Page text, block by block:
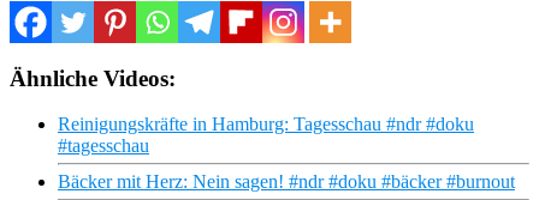
Ähnliche Videos:
Reinigungskräfte in Hamburg: Tagesschau #ndr #doku
#tagesschau
Bäcker mit Herz: Nein sagen! #ndr #doku #bäcker #burnout